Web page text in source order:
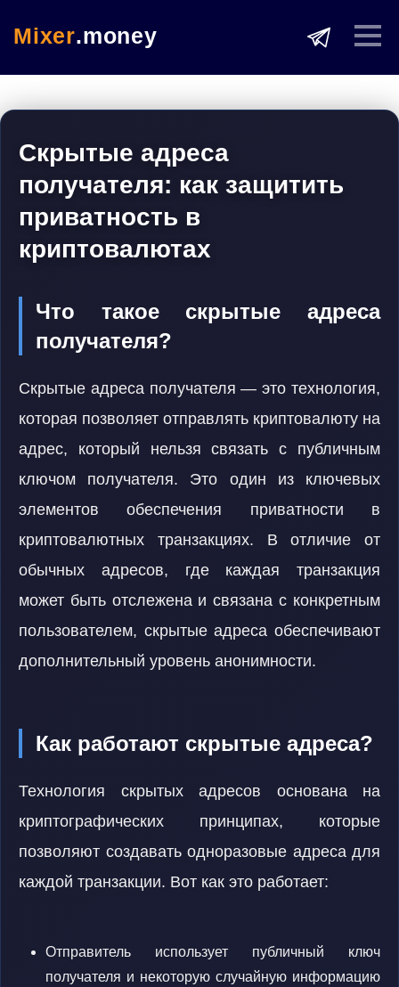
Mixer.money
Скрытые адреса
получателя: как защитить
приватность в
криптовалютах
Что такое скрытые адреса
получателя?
Скрытые адреса получателя — это технология,
которая позволяет отправлять криптовалюту на
адрес, который нельзя связать с публичным
ключом получателя. Это один из ключевых
элементов обеспечения приватности в
криптовалютных транзакциях. В отличие от
обычных адресов, где каждая транзакция
может быть отслежена и связана с конкретным
пользователем, скрытые адреса обеспечивают
дополнительный уровень анонимности.
Как работают скрытые адреса?
Технология скрытых адресов основана на
криптографических принципах, которые
позволяют создавать одноразовые адреса для
каждой транзакции. Вот как это работает:
Отправитель использует публичный ключ
получателя и некоторую случайную информацию